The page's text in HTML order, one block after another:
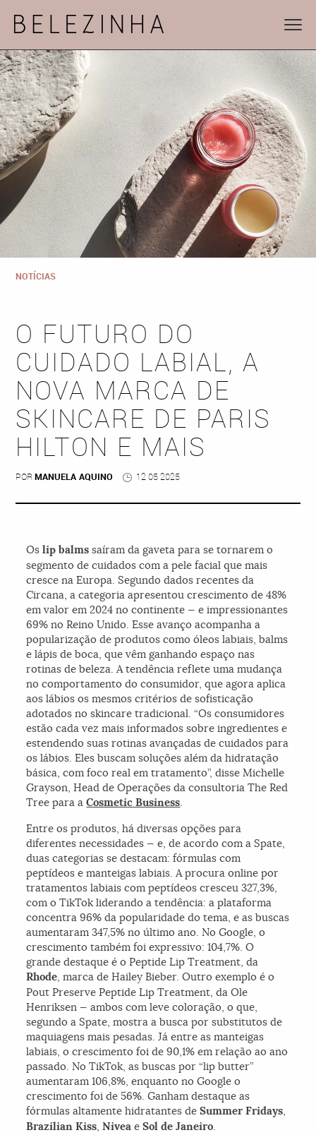
NOTÍCIAS
O FUTURO DO
CUIDADO LABIAL, A
NOVA MARCA DE
SKINCARE DE PARIS
HILTON E MAIS
PORMANUELA AQUINO 12 05 2025
Oslip balms saíram da gaveta para se tornarem o
segmento de cuidados com a pele facial que mais
cresce na Europa. Segundo dados recentes da
Circana, a categoria apresentou crescimento de 48%
em valor em 2024 no continente — e impressionantes
69% no Reino Unido. Esse avanço acompanha a
popularização de produtos como óleos labiais, balms
e lápis de boca, que vêm ganhando espaço nas
rotinas de beleza. A tendência reflete uma mudança
no comportamento do consumidor, que agora aplica
aos lábios os mesmos critérios de sofisticação
adotados no skincare tradicional. “Os consumidores
estão cada vez mais informados sobre ingredientes e
estendendo suas rotinas avançadas de cuidados para
os lábios. Eles buscam soluções além da hidratação
básica, com foco real em tratamento”, disse Michelle
Grayson, Head de Operações da consultoria The Red
Tree para aCosmetic Business.
Entre os produtos, há diversas opções para
diferentes necessidades — e, de acordo com a Spate,
duas categorias se destacam: fórmulas com
peptídeos e manteigas labiais. A procura online por
tratamentos labiais com peptídeos cresceu 327,3%,
com o TikTok liderando a tendência: a plataforma
concentra 96% da popularidade do tema, e as buscas
aumentaram 347,5% no último ano. No Google, o
crescimento também foi expressivo: 104,7%. O
grande destaque é oPeptide Lip Treatment, da
Rhode, marca de Hailey Bieber. Outro exemplo é o
Pout Preserve Peptide Lip Treatment, da Ole
Henriksen — ambos com leve coloração, o que,
segundo a Spate, mostra a busca por substitutos de
maquiagens mais pesadas. Já entre as manteigas
labiais, o crescimento foi de 90,1% em relação ao ano
passado. No TikTok, as buscas por “lip butter”
aumentaram 106,8%, enquanto no Google o
crescimento foi de 56%. Ganham destaque as
fórmulas altamente hidratantes deSummer Fridays,
Brazilian Kiss,Nivea eSol de Janeiro.